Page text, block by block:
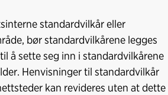
standardvilkår eller
bør standardvilkårene legges
å sette seg inn i standardvilkårene
Henvisninger til standardvilkår
kan revideres uten at dette